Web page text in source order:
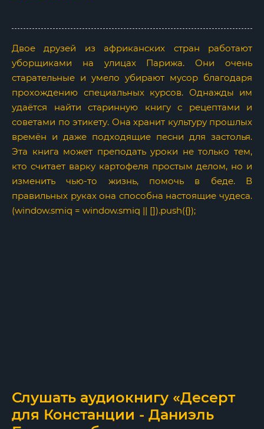
Двое друзей из африканских стран работают
уборщиками на улицах Парижа. Они очень
старательные и умело убирают мусор благодаря
прохождению специальных курсов. Однажды им
удаётся найти старинную книгу с рецептами и
советами по этикету. Она хранит культуру прошлых
времён и даже подходящие песни для застолья.
Эта книга может преподать уроки не только тем,
кто считает варку картофеля простым делом, но и
изменить чью-то жизнь, помочь в беде. В
правильных руках она способна настоящие чудеса.
(window.smiq = window.smiq || []).push({});
Слушать аудиокнигу «Десерт
для Констанции - Даниэль